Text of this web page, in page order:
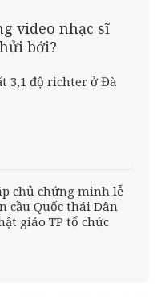
video nhạc sĩ
bới?
3,1 độ richter ở Đà
chủ chứng minh lễ
cầu Quốc thái Dân
giáo TP tổ chức